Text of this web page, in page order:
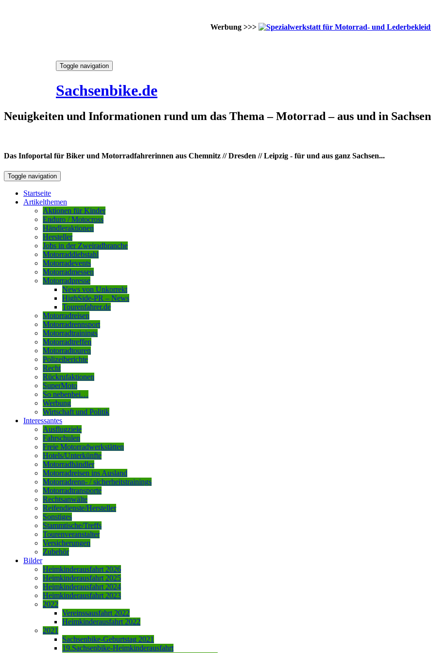
Werbung >>>
Toggle navigation
Sachsenbike.de
Neuigkeiten und Informationen rund um das Thema – Motorrad – aus und in Sachsen
Das Infoportal für Biker und Motorradfahrerinnen aus Chemnitz // Dresden // Leipzig - für und aus ganz Sachsen...
Toggle navigation
Startseite
Artikelthemen
Aktionen für Kinder
Enduro / Motocross
Händleraktionen
Hersteller
Jobs in der Zweiradbranche
Motorraddiebstahl
Motorradevents
Motorradmessen
Motorradpresse
News von Unkorrekt
HighSide-PR – News
Tourenfahrer.de
Motorradreisen
Motorradrennsport
Motorradtrainings
Motorradtreffen
Motorradtouren
Polizeiberichte
Recht
Rückrufaktionen
SuperMoto
So nebenbei…
Werbung
Wirtschaft und Politik
Interessantes
Ausflugziele
Fahrschulen
Freie Motorradwerkstätten
Hotels/Unterkünfte
Motorradhändler
Motorradreisen ins Ausland
Motorradrenn- / sicherheitstrainings
Motorradtransporte
Rechtsanwälte
Reifendienste/Hersteller
Sonstiges
Stammtische/Treffs
Tourenveranstalter
Versicherungen
Zubehör
Bilder
Heimkinderausfahrt 2026
Heimkinderausfahrt 2025
Heimkinderausfahrt 2024
Heimkinderausfahrt 2023
2022
Vereinssausfahrt 2022
Heimkinderausfahrt 2022
2021
Sachsenbike-Geburtstag 2021
19.Sachsenbike-Heimkinderausfahrt